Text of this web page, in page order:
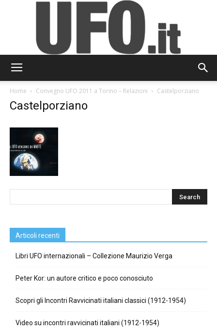
Home Convegno UFO 2011 a Torino – Relazioni Castelporziano
Castelporziano
Articoli recenti
Libri UFO internazionali – Collezione Maurizio Verga
Peter Kor: un autore critico e poco conosciuto
Scopri gli Incontri Ravvicinati italiani classici (1912-1954)
Video su incontri ravvicinati italiani (1912-1954)